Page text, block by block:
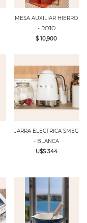
MESA AUXILIAR HIERRO
- ROJO
$ 10,900
JARRA ELECTRICA SMEG
- BLANCA
U$S 344